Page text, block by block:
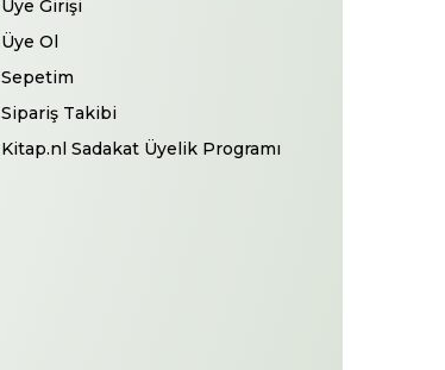
Üye Girişi
Üye Ol
Sepetim
Sipariş Takibi
Kitap.nl Sadakat Üyelik Programı